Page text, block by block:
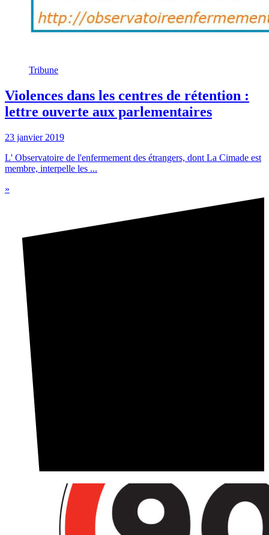
Tribune
Violences dans les centres de rétention :
lettre ouverte aux parlementaires
23 janvier 2019
L' Observatoire de l'enfermement des étrangers, dont La Cimade est
membre, interpelle les ...
»